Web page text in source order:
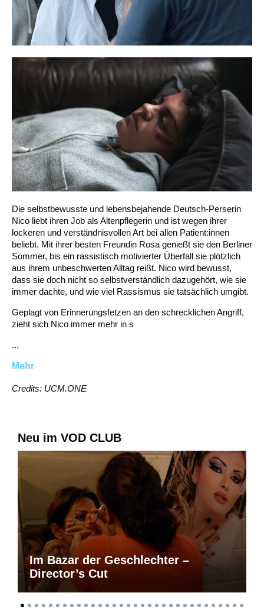
Die selbstbewusste und lebensbejahende Deutsch-Perserin
Nico liebt ihren Job als Altenpflegerin und ist wegen ihrer
lockeren und verständnisvollen Art bei allen Patient:innen
beliebt. Mit ihrer besten Freundin Rosa genießt sie den Berliner
Sommer, bis ein rassistisch motivierter Überfall sie plötzlich
aus ihrem unbeschwerten Alltag reißt. Nico wird bewusst,
dass sie doch nicht so selbstverständlich dazugehört, wie sie
immer dachte, und wie viel Rassismus sie tatsächlich umgibt.
Geplagt von Erinnerungsfetzen an den schrecklichen Angriff,
zieht sich Nico immer mehr in s
...
Mehr
Credits: UCM.ONE
Neu im VOD CLUB
Im Bazar der Geschlechter –
Director’s Cut